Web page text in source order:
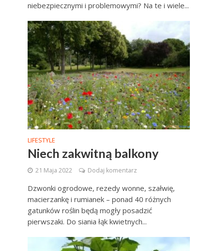
niebezpiecznymi i problemowymi? Na te i wiele...
LIFESTYLE
Niech zakwitną balkony
21 Maja 2022 Dodaj komentarz
Dzwonki ogrodowe, rezedy wonne, szałwię,
macierzankę i rumianek – ponad 40 różnych
gatunków roślin będą mogły posadzić
pierwszaki. Do siania łąk kwietnych...